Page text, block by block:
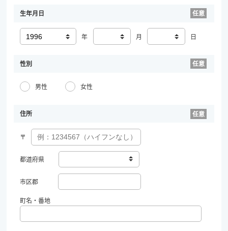
生年月日
年 月 日
性別
男性 女性
住所
〒
都道府県
市区郡
町名・番地